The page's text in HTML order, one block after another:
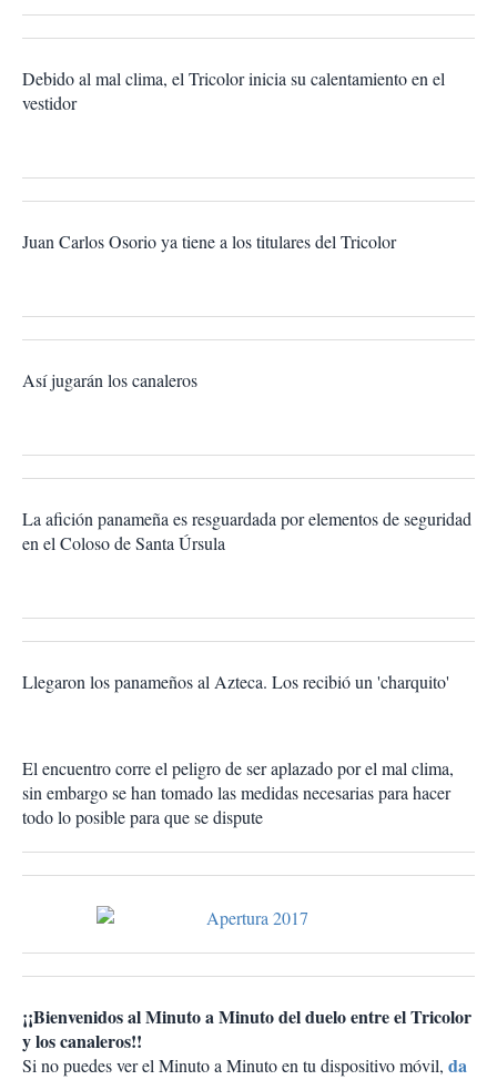
Debido al mal clima, el Tricolor inicia su calentamiento en el
vestidor
Juan Carlos Osorio ya tiene a los titulares del Tricolor
Así jugarán los canaleros
La afición panameña es resguardada por elementos de seguridad
en el Coloso de Santa Úrsula
Llegaron los panameños al Azteca. Los recibió un 'charquito'
El encuentro corre el peligro de ser aplazado por el mal clima,
sin embargo se han tomado las medidas necesarias para hacer
todo lo posible para que se dispute
¡¡Bienvenidos al Minuto a Minuto del duelo entre el Tricolor
y los canaleros!!
Si no puedes ver el Minuto a Minuto en tu dispositivo móvil, da